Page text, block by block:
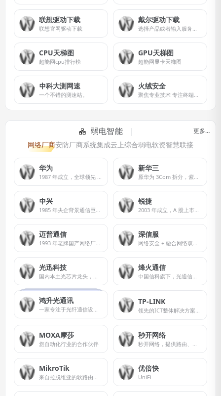
联想驱动下载
联想官网驱动下载
戴尔驱动下载
选择产品或者输入服务标签，以查看相关的戴尔驱动程序和驱动程序更新。
CPU天梯图
超能网cpu排行榜
GPU天梯图
超能网显卡天梯图
中科大测网速
一个不错的测速站。
火绒安全
聚焦专业技术 专注终端安全
弱电智能
网络厂商安防厂商系统集成云上综合弱电软资智慧联接
更多…
华为
1987 年成立，全球领先 ICT 基础设施提供商，民营科技龙头，覆盖运营商、企业、终端、云计算四大板块，自研鲲鹏、昇腾、海思芯片。
新华三
原华为 3Com 拆分，紫光股份全资子公司，国内政企网络绝对主力，云网融合标杆。
中兴
1985 年央企背景通信巨头，全球运营商主设备核心供应商，兼顾企业级数据通信、光传输。
锐捷
2003 年成立，A 股上市（301165），专注行业定制化企业网络。
迈普通信
1993 年老牌国产网络厂商，中国电子旗下信创核心企业。
深信服
网络安全 + 融合网络双赛道龙头，A 股上市。
光迅科技
国内本土光芯片龙头，打破海外高端光芯片垄断
烽火通信
中国信科旗下，光通信全产业链央企。
鸿升光通讯
一家专注于光纤通信设备的研发、生产、销售为一体的高新技术企业
TP-LINK
领先的ICT整体解决方案提供商
MOXA摩莎
您自动化行业的合作伙伴
秒开网络
秒开网络，提供路由、无线AP、光纤组网、酒店IPTV、酒店互动电视、语音网关、智能客控等产品，集用户界面个性化、互动电视、手机投屏、在线服务、 IP电话、智能客控、信息发布等诸多功能于一体，改善网络体验，避免服务同质化。
MikroTik
来自拉脱维亚的软路由厂商
优倍快
UniFi